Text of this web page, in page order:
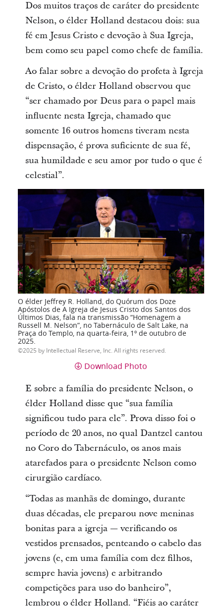
Dos muitos traços de caráter do presidente
Nelson, o élder Holland destacou dois: sua
fé em Jesus Cristo e devoção à Sua Igreja,
bem como seu papel como chefe de família.
Ao falar sobre a devoção do profeta à Igreja
de Cristo, o élder Holland observou que
“ser chamado por Deus para o papel mais
influente nesta Igreja, chamado que
somente 16 outros homens tiveram nesta
dispensação, é prova suficiente de sua fé,
sua humildade e seu amor por tudo o que é
celestial”.
O élder Jeffrey R. Holland, do Quórum dos Doze
Apóstolos de A Igreja de Jesus Cristo dos Santos dos
Últimos Dias, fala na transmissão “Homenagem a
Russell M. Nelson”, no Tabernáculo de Salt Lake, na
Praça do Templo, na quarta-feira, 1º de outubro de
2025.
2025 by Intellectual Reserve, Inc. All rights reserved.
Download Photo
E sobre a família do presidente Nelson, o
élder Holland disse que “sua família
significou tudo para ele”. Prova disso foi o
período de 20 anos, no qual Dantzel cantou
no Coro do Tabernáculo, os anos mais
atarefados para o presidente Nelson como
cirurgião cardíaco.
“Todas as manhãs de domingo, durante
duas décadas, ele preparou nove meninas
bonitas para a igreja — verificando os
vestidos prensados, penteando o cabelo das
jovens (e, em uma família com dez filhos,
sempre havia jovens) e arbitrando
competições para uso do banheiro”,
lembrou o élder Holland. “Fiéis ao caráter